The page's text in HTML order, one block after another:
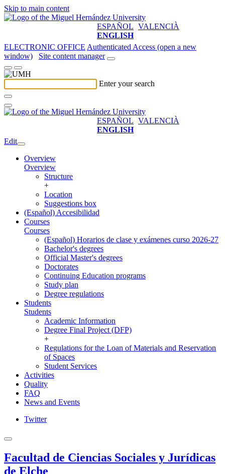
Skip to main content
ESPAÑOL VALENCIÀ
ENGLISH
ELECTRONIC OFFICE Authenticated Access (open a new
window)
Site content manager
Enter your search
ESPAÑOL VALENCIÀ
ENGLISH
Edit
Overview
Overview
Structure
+
Location
Suggestions box
(Español) Accesibilidad
Courses
Courses
(Español) Horarios de clase y exámenes curso 2026-27
Bachelor's degrees
Official Master's degrees
Doctorates
Continuing Education programs
Study plan
Degree regulations
Students
Students
Academic Information
Degree Final Project (DFP)
+
Regulations for the Loan of Materials and Reservation
of Spaces
Student Services
Activities
Quality
FAQ
News and Events
Twitter
Facultad de Ciencias Sociales y Jurídicas
de Elche